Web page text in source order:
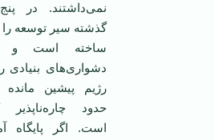
نمی‌داشتند. در
گذشته سیر توسعه
ساخته است و
دشواری‌های بنیادی
رژیم پیشین مانده
حدود چاره‌ناپذیر
است. اگر پایگاه